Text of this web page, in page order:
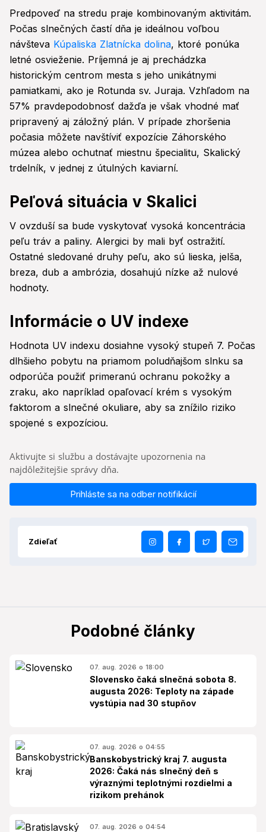
Predpoveď na stredu praje kombinovaným aktivitám.
Počas slnečných častí dňa je ideálnou voľbou
návšteva Kúpaliska Zlatnícka dolina, ktoré ponúka
letné osvieženie. Príjemná je aj prechádzka
historickým centrom mesta s jeho unikátnymi
pamiatkami, ako je Rotunda sv. Juraja. Vzhľadom na
57% pravdepodobnosť dažďa je však vhodné mať
pripravený aj záložný plán. V prípade zhoršenia
počasia môžete navštíviť expozície Záhorského
múzea alebo ochutnať miestnu špecialitu, Skalický
trdelník, v jednej z útulných kaviarní.
Peľová situácia v Skalici
V ovzduší sa bude vyskytovať vysoká koncentrácia
peľu tráv a paliny. Alergici by mali byť ostražití.
Ostatné sledované druhy peľu, ako sú lieska, jelša,
breza, dub a ambrózia, dosahujú nízke až nulové
hodnoty.
Informácie o UV indexe
Hodnota UV indexu dosiahne vysoký stupeň 7. Počas
dlhšieho pobytu na priamom poludňajšom slnku sa
odporúča použiť primeranú ochranu pokožky a
zraku, ako napríklad opaľovací krém s vysokým
faktorom a slnečné okuliare, aby sa znížilo riziko
spojené s expozíciou.
Aktivujte si službu a dostávajte upozornenia na
najdôležitejšie správy dňa.
Prihláste sa na odber notifikácií
Zdieľať
Podobné články
07. aug. 2026 o 18:00
Slovensko čaká slnečná sobota 8.
augusta 2026: Teploty na západe
vystúpia nad 30 stupňov
07. aug. 2026 o 04:55
Banskobystrický kraj 7. augusta
2026: Čaká nás slnečný deň s
výraznými teplotnými rozdielmi a
rizikom prehánok
07. aug. 2026 o 04:54